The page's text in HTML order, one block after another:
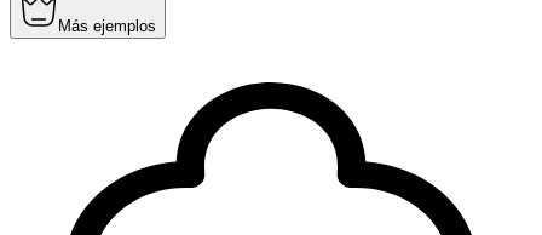
Más ejemplos